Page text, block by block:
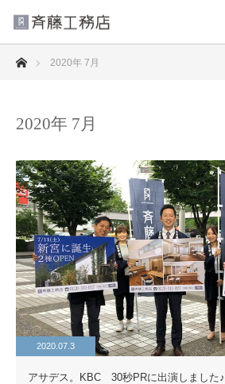
ホーム2020年 7月
2020年 7月
2020.07.3
アサデス。KBC 30秒PRに出演しました♪